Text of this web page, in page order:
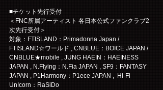
■チケット先行受付
＜FNC所属アーティスト 各日本公式ファンクラブ2
次先行受付＞
対象：FTISLAND：Primadonna Japan /
FTISLAND☆ワールド , CNBLUE：BOICE JAPAN /
CNBLUE★mobile , JUNG HAEIN：HAEINESS
JAPAN , N.Flying：N.Fia JAPAN , SF9：FANTASY
JAPAN , P1Harmony：P1ece JAPAN ,  Hi-Fi
Un!corn：RaSiDo